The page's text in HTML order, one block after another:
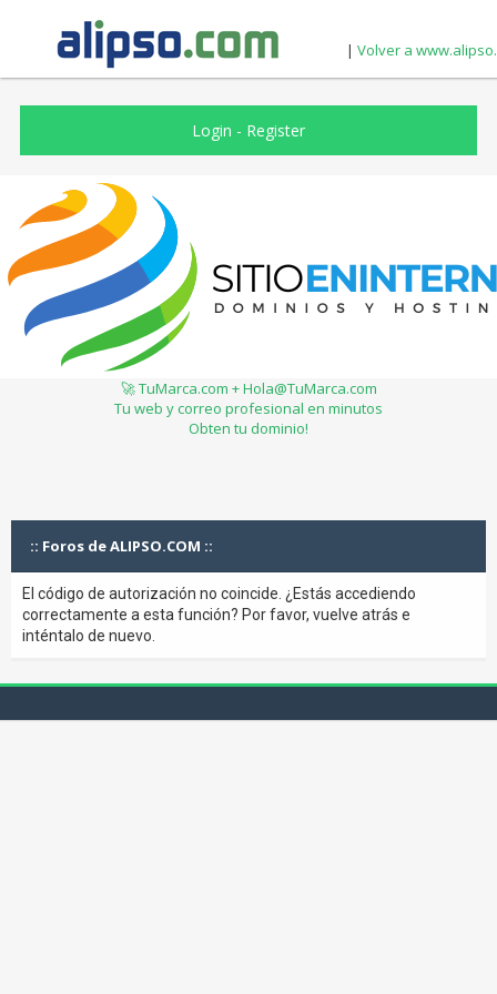
| Volver a
Login - Register
🚀 TuMarca.com + Hola@TuMarca.com
Tu web y correo profesional en minutos
Obten tu dominio!
:: Foros de ALIPSO.COM ::
El código de autorización no coincide. ¿Estás accediendo
correctamente a esta función? Por favor, vuelve atrás e
inténtalo de nuevo.